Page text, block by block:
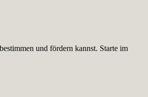
und fördern kannst. Starte im